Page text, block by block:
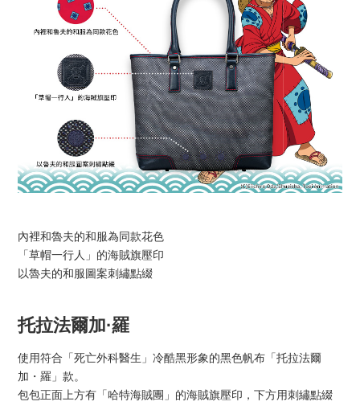
內裡和魯夫的和服為同款花色
「草帽一行人」的海賊旗壓印
以魯夫的和服圖案刺繡點綴
托拉法爾加·羅
使用符合「死亡外科醫生」冷酷黑形象的黑色帆布「托拉法爾
加・羅」款。
包包正面上方有「哈特海賊團」的海賊旗壓印，下方用刺繡點綴